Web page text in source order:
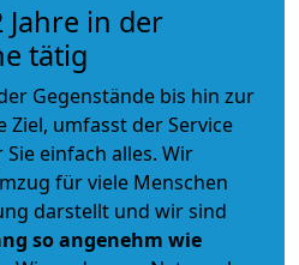
Jahre in der
tätig
Gegenstände bis hin zur
Ziel, umfasst der Service
einfach alles. Wir
für viele Menschen
darstellt und wir sind
so angenehm wie